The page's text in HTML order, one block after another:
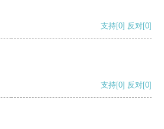
支持[0] 反对[0]
支持[0] 反对[0]